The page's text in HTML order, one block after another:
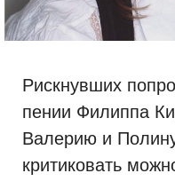
Рискнувших
пении Филиппа
Валерию и
критиковать